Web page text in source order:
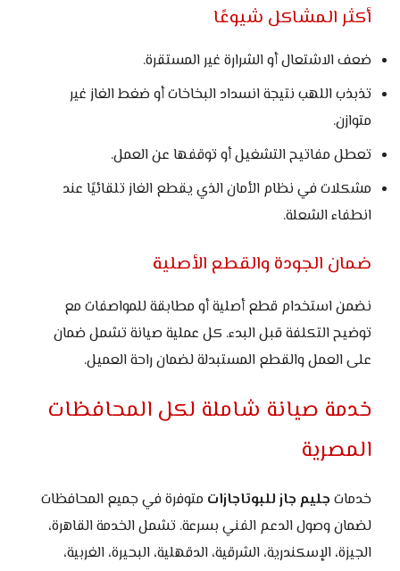
أكثر المشاكل شيوعًا
ضعف الاشتعال أو الشرارة غير المستقرة.
تذبذب اللهب نتيجة انسداد البخاخات أو ضغط الغاز غير
متوازن.
تعطل مفاتيح التشغيل أو توقفها عن العمل.
مشكلات في نظام الأمان الذي يقطع الغاز تلقائيًا عند
انطفاء الشعلة.
ضمان الجودة والقطع الأصلية
نضمن استخدام قطع أصلية أو مطابقة للمواصفات مع
توضيح التكلفة قبل البدء. كل عملية صيانة تشمل ضمان
على العمل والقطع المستبدلة لضمان راحة العميل.
خدمة صيانة شاملة لكل المحافظات
المصرية
خدمات جليم جاز للبوتاجازات متوفرة في جميع المحافظات
لضمان وصول الدعم الفني بسرعة. تشمل الخدمة القاهرة،
الجيزة، الإسكندرية، الشرقية، الدقهلية، البحيرة، الغربية،